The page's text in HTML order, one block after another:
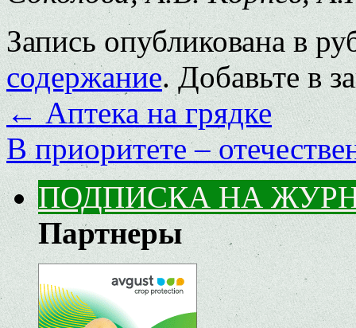
Запись опубликована в
содержание. Добавьте в
←Аптека на грядке
В приоритете –
ПОДПИСКА НА
Партнеры